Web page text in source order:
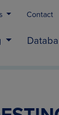
Contact